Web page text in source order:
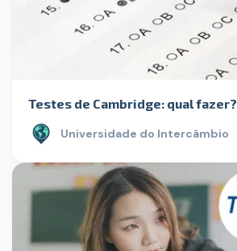
Testes de Cambridge: qual fazer?
Universidade do Intercâmbio